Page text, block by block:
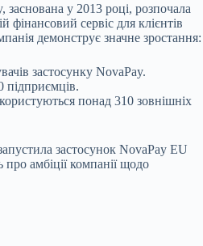
заснована у 2013 році, розпочала
фінансовий сервіс для клієнтів
демонструє значне зростання:
застосунку NovaPay.
підприємців.
понад 310 зовнішніх
застосунок NovaPay EU
амбіції компанії щодо